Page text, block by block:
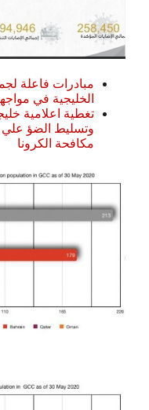
مبادرات فاعلة
الخليجية في
تغطية اعلامية
وتسليط الضؤ علي
مكافحة الكرونا